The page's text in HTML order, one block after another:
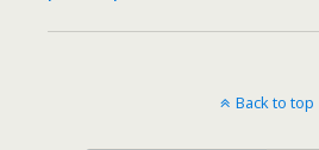
Back to top